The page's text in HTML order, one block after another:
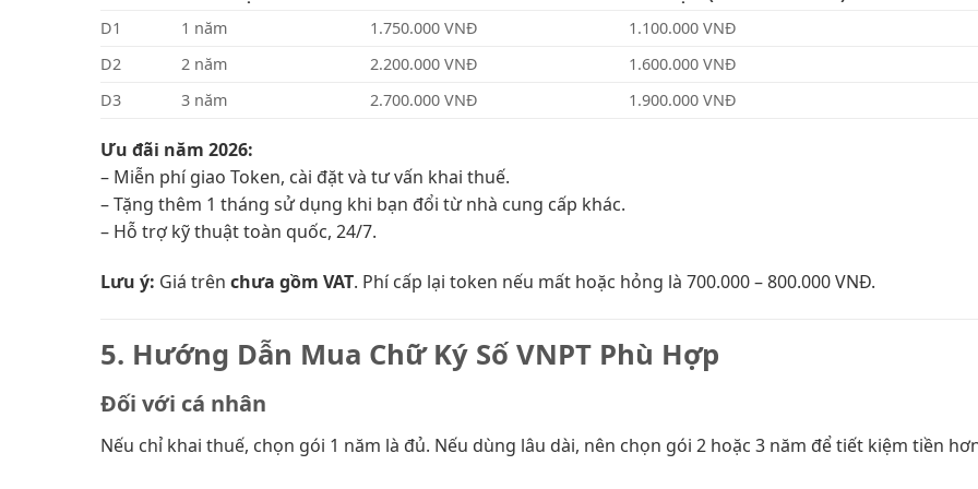
D1
1 năm 1.750.000 VNĐ
1.100.000 VNĐ
D2
2 năm 2.200.000 VNĐ
1.600.000 VNĐ
D3
3 năm 2.700.000 VNĐ 1.900.000 VNĐ
Ưu đãi năm 2026:
– Miễn phí giao Token, cài đặt và tư vấn khai thuế.
– Tặng thêm 1 tháng sử dụng khi bạn đổi từ nhà cung cấp khác.
– Hỗ trợ kỹ thuật toàn quốc, 24/7.
Lưu ý: Giá trên chưa gồm VAT. Phí cấp lại token nếu mất hoặc hỏng là 700.000 – 800.000 VNĐ.
5. Hướng Dẫn Mua Chữ Ký Số VNPT Phù Hợp
Đối với cá nhân
Nếu chỉ khai thuế, chọn gói 1 năm là đủ. Nếu dùng lâu dài, nên chọn gói 2 hoặc 3 năm để tiết kiệm tiền